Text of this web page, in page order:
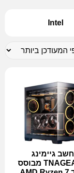
Intel
גיימינג
TNAGEAMD4 מבוסס